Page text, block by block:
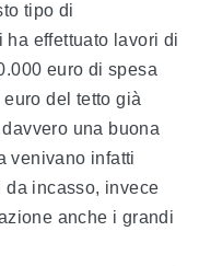
tipo di
effettuato lavori di
euro di spesa
del tetto già
una buona
venivano infatti
incasso, invece
anche i grandi